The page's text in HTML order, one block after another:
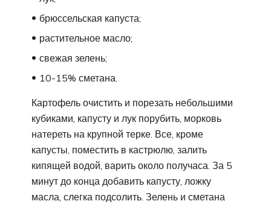
брюссельская капуста;
растительное масло;
свежая зелень;
10-15% сметана.
Картофель очистить и порезать небольшими
кубиками, капусту и лук порубить, морковь
натереть на крупной терке. Все, кроме
капусты, поместить в кастрюлю, залить
кипящей водой, варить около получаса. За 5
минут до конца добавить капусту, ложку
масла, слегка подсолить. Зелень и сметана